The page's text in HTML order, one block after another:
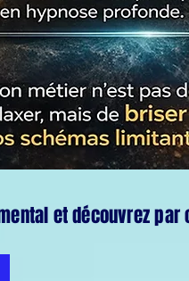
et découvrez par